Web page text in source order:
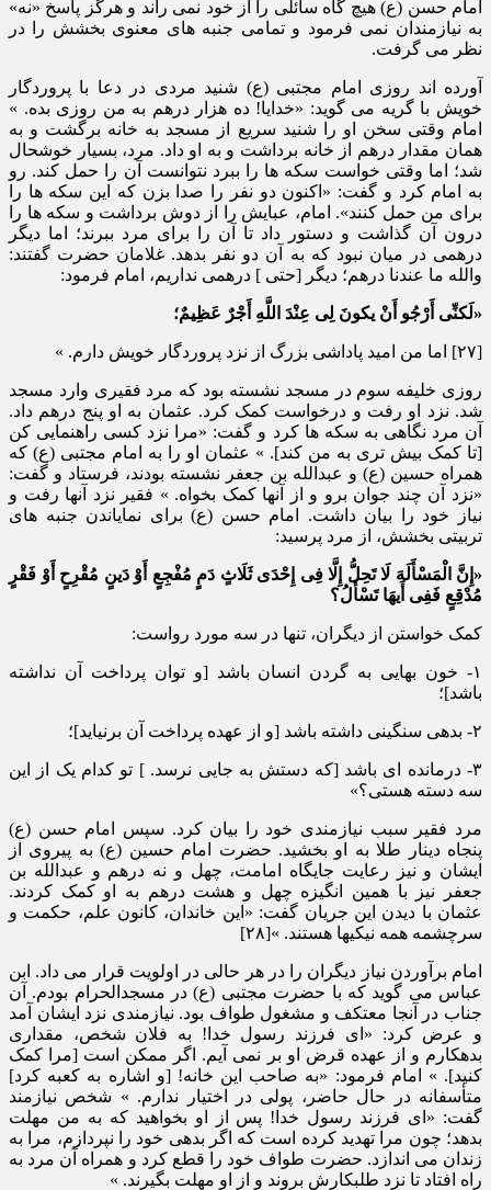
امام حسن (ع) هیچ گاه سائلی را از خود نمی راند و هرگز پاسخ «نه»
به نیازمندان نمی فرمود و تمامی جنبه های معنوی بخشش را در
نظر می گرفت.
آورده اند روزی امام مجتبی (ع) شنید مردی در دعا با پروردگار
خویش با گریه می گوید: «خدایا! ده هزار درهم به من روزی بده. »
امام وقتی سخن او را شنید سریع از مسجد به خانه برگشت و به
همان مقدار درهم از خانه برداشت و به او داد. مرد، بسیار خوشحال
شد؛ اما وقتی خواست سکه ها را ببرد نتوانست آن را حمل کند. رو
به امام کرد و گفت: «اکنون دو نفر را صدا بزن که این سکه ها را
برای من حمل کنند». امام، عبایش را از دوش برداشت و سکه ها را
درون آن گذاشت و دستور داد تا آن را برای مرد ببرند؛ اما دیگر
درهمی در میان نبود که به آن دو نفر بدهد. غلامان حضرت گفتند:
والله ما عندنا درهم؛ دیگر [حتی ] درهمی نداریم، امام فرمود:
«لَکنِّی أَرْجُو أَنْ یکونَ لِی عِنْدَ اللَّهِ أَجْرٌ عَظِیمٌ؛
[۲۷] اما من امید پاداشی بزرگ از نزد پروردگار خویش دارم. »
روزی خلیفه سوم در مسجد نشسته بود که مرد فقیری وارد مسجد
شد. نزد او رفت و درخواست کمک کرد. عثمان به او پنج درهم داد.
آن مرد نگاهی به سکه ها کرد و گفت: «مرا نزد کسی راهنمایی کن
[تا کمک بیش تری به من کند]. » عثمان او را به امام مجتبی (ع) که
همراه حسین (ع) و عبدالله بن جعفر نشسته بودند، فرستاد و گفت:
«نزد آن چند جوان برو و از آنها کمک بخواه. » فقیر نزد آنها رفت و
نیاز خود را بیان داشت. امام حسن (ع) برای نمایاندن جنبه های
تربیتی بخشش، از مرد پرسید:
«إِنَّ الْمَسْأَلَهَ لَا تَحِلُّ إِلَّا فِی إِحْدَی ثَلَاثٍ دَمٍ مُفْجِعٍ أَوْ دَینٍ مُقْرِحٍ أَوْ فَقْرٍ
مُدْقِعٍ فَفِی أَیهَا تَسْأَلُ؟
کمک خواستن از دیگران، تنها در سه مورد رواست:
۱- خون بهایی به گردن انسان باشد [و توان پرداخت آن نداشته
باشد]؛
۲- بدهی سنگینی داشته باشد [و از عهده پرداخت آن برنیاید]؛
۳- درمانده ای باشد [که دستش به جایی نرسد. ] تو کدام یک از این
سه دسته هستی؟»
مرد فقیر سبب نیازمندی خود را بیان کرد. سپس امام حسن (ع)
پنجاه دینار طلا به او بخشید. حضرت امام حسین (ع) به پیروی از
ایشان و نیز رعایت جایگاه امامت، چهل و نه درهم و عبدالله بن
جعفر نیز با همین انگیزه چهل و هشت درهم به او کمک کردند.
عثمان با دیدن این جریان گفت: «این خاندان، کانون علم، حکمت و
سرچشمه همه نیکیها هستند. »[۲۸]
امام برآوردن نیاز دیگران را در هر حالی در اولویت قرار می داد. ابن
عباس می گوید که با حضرت مجتبی (ع) در مسجدالحرام بودم. آن
جناب در آنجا معتکف و مشغول طواف بود. نیازمندی نزد ایشان آمد
و عرض کرد: «ای فرزند رسول خدا! به فلان شخص، مقداری
بدهکارم و از عهده قرض او بر نمی آیم. اگر ممکن است [مرا کمک
کنید]. » امام فرمود: «به صاحب این خانه! [و اشاره به کعبه کرد]
متأسفانه در حال حاضر، پولی در اختیار ندارم. » شخص نیازمند
گفت: «ای فرزند رسول خدا! پس از او بخواهید که به من مهلت
بدهد؛ چون مرا تهدید کرده است که اگر بدهی خود را نپردازم، مرا به
زندان می اندازد. حضرت طواف خود را قطع کرد و همراه آن مرد به
راه افتاد تا نزد طلبکارش بروند و از او مهلت بگیرند. »